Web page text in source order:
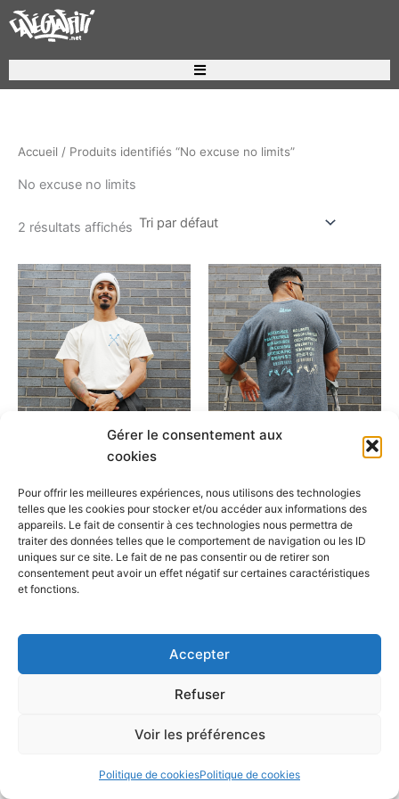
Gérer le consentement aux
cookies
Pour offrir les meilleures expériences, nous utilisons des technologies
telles que les cookies pour stocker et/ou accéder aux informations des
appareils. Le fait de consentir à ces technologies nous permettra de
traiter des données telles que le comportement de navigation ou les ID
uniques sur ce site. Le fait de ne pas consentir ou de retirer son
consentement peut avoir un effet négatif sur certaines caractéristiques
et fonctions.
Accepter
Refuser
Voir les préférences
Politique de cookiesPolitique de cookies
Aller
au
Accueil / Produits identifiés “No excuse no limits”
No excuse no limits
2 résultats affichés
25.00
Choix des options
Ce
produit
a
plusieurs
variations.
Les
options
être
sur
la
page
du
produit
25.00
Choix des options
Ce
a
Les
être
la
Astra